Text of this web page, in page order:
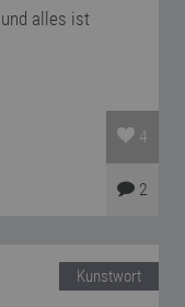
alles ist
4
2
Kunstwort